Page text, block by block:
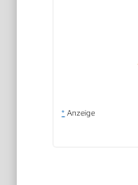
* Anzeige